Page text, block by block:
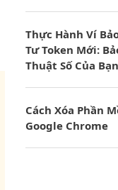
Thực Hành Ví
Tư Token Mới:
Thuật Số Của Bạn
Cách Xóa Phần
Google Chrome